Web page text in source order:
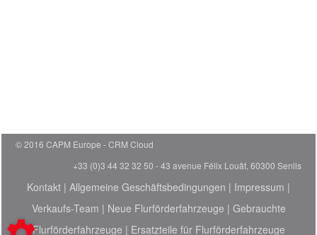
© 2016 CAPM Europe
CRM Cloud
+33 (0)3 44 32 32 50 - 43 avenue Félix Louât, 60300 Senlis
Kontakt | Allgemeine Geschäftsbedingungen | Impressum |
Verkaufs-Team | Neue Flurförderfahrzeuge | Gebrauchte
Flurförderfahrzeuge | Ersatzteile für Flurförderfahrzeuge